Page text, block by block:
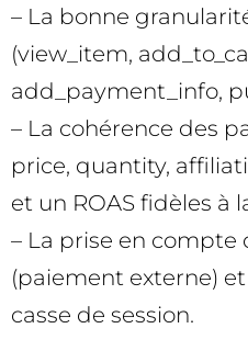
– La bonne
(view_item,
add_payment_info,
– La cohérence des
price, quantity,
et un ROAS fidèles à
– La prise en
(paiement externe)
casse de session.